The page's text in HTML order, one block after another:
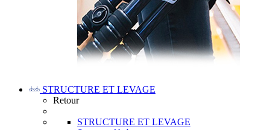
STRUCTURE ET LEVAGE
Retour
STRUCTURE ET LEVAGE